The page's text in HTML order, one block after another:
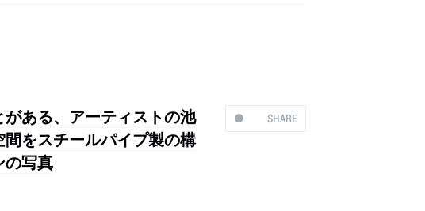
SHARE
ある、アーティストの池
をスチールパイプ製の構
の写真